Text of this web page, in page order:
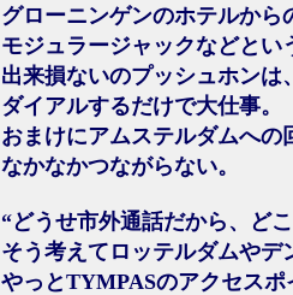
グローニンゲンのホテルか
モジュラージャックなどとい
出来損ないのプッシュホンは
ダイアルするだけで大仕事。
おまけにアムステルダムへの
なかなかつながらない。
“どうせ市外通話だから、ど
そう考えてロッテルダムや
やっとTYMPASのアクセス